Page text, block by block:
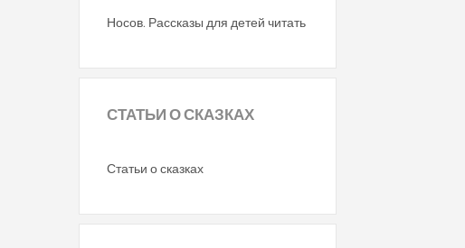
Носов. Рассказы для детей читать
СТАТЬИО СКАЗКАХ
Статьи о сказках